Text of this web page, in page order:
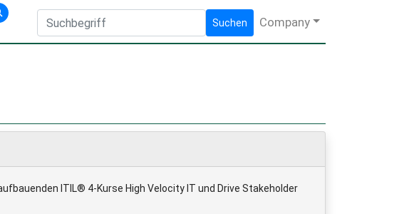
Suchen Company
ITIL® 4-Kurse High Velocity IT und Drive Stakeholder